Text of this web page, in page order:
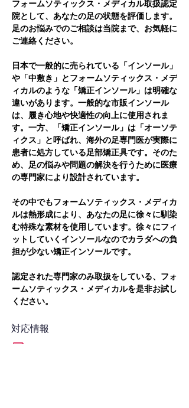
フォームソティックス・メディカル取扱認定
院として、あなたの足の状態を評価します。
足のお悩みでのご相談は当院まで、お気軽に
ご連絡ください。
日本で一般的に売られている「インソール」
や「中敷き」とフォームソティックス・メデ
ィカルのような「矯正インソール」は明確な
違いがあります。一般的な市販インソール
は、履き心地や快適性の向上に使用されま
す。一方、「矯正インソール」は「オーソテ
ィクス」と呼ばれ、海外の足専門医が実際に
患者に処方している足部矯正具です。そのた
め、足の悩みや問題の解決を行うために医療
の専門家により設計されています。
その中でもフォームソティックス・メディカ
ルは熱形成により、あなたの足に徐々に馴染
む特殊な素材を使用しています。徐々にフィ
ットしていくインソールなのでカラダへの負
担が少ない矯正インソールです。
認定された専門家のみ取扱をしている、フォ
ームソティックス・メディカルを是非お試し
ください。
対応情報